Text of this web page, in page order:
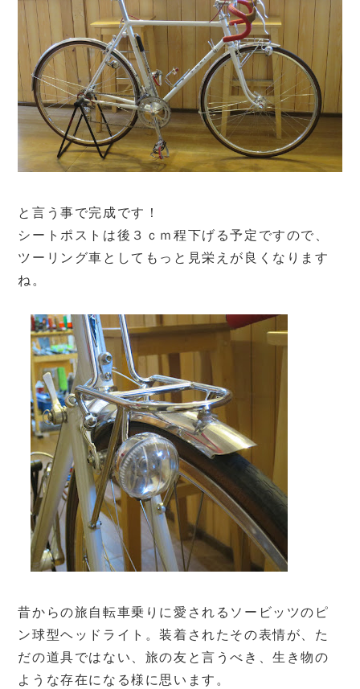
と言う事で完成です！
シートポストは後３ｃｍ程下げる予定ですので、
ツーリング車としてもっと見栄えが良くなります
ね。
昔からの旅自転車乗りに愛されるソービッツのピ
ン球型ヘッドライト。装着されたその表情が、た
だの道具ではない、旅の友と言うべき、生き物の
ような存在になる様に思います。